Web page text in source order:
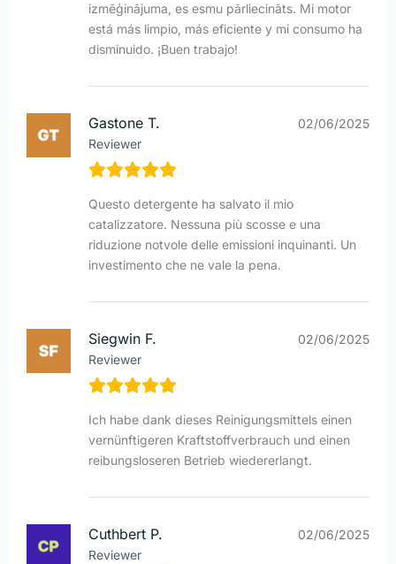
izmēģinājuma, es esmu pārliecināts. Mi motor
está más limpio, más eficiente y mi consumo ha
disminuido. ¡Buen trabajo!
Gastone T.
Reviewer
02/06/2025
Questo detergente ha salvato il mio
catalizzatore. Nessuna più scosse e una
riduzione notvole delle emissioni inquinanti. Un
investimento che ne vale la pena.
Siegwin F.
Reviewer
02/06/2025
Ich habe dank dieses Reinigungsmittels einen
vernünftigeren Kraftstoffverbrauch und einen
reibungsloseren Betrieb wiedererlangt.
Cuthbert P.
Reviewer
02/06/2025